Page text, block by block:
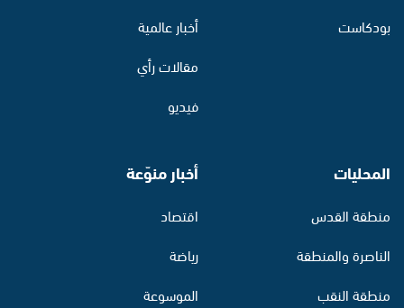
بودكاست
أخبار عالمية
مقالات رأي
فيديو
المحليات
منطقة القدس
الناصرة والمنطقة
منطقة النقب
أخبار منوّعة
اقتصاد
رياضة
الموسوعة